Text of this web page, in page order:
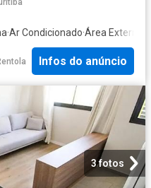
·Ar Condicionado·Área Externa
Infos do anúncio
3 fotos